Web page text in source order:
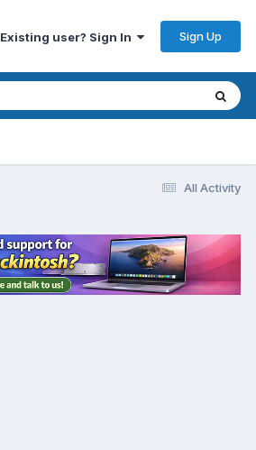
Existing user? Sign In Sign Up
All Activity